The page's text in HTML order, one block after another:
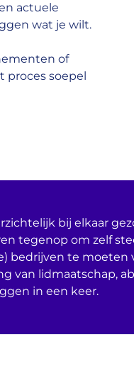
actuele
wat je wilt.
of
soepel
bij elkaar
tegenop om zelf
bedrijven te
van lidmaatschap,
in een keer.